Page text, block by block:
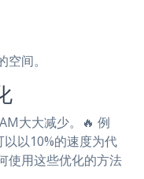
间。
大大减少。🔥 例
以10%的速度为代
使用这些优化的方法